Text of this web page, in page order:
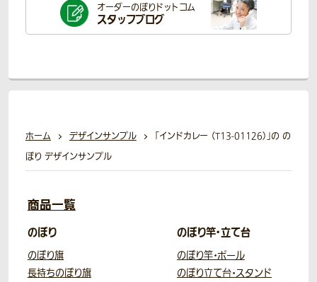
オーダーのぼりドットコム
スタッフブログ
ホーム デザインサンプル
「インドカレー （T13-01126）」の の
ぼり デザインサンプル
商品一覧
のぼり
のぼり旗
長持ちのぼり旗
のぼり竿・立て台
のぼり竿・ポール
のぼり立て台・スタンド